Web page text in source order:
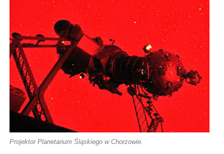
Projektor Planetarium Śląskiego w Chorzowie.